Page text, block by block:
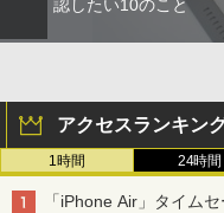
認したい10のこと
アクセスランキン
1時間 24時間
「iPhone Air」タイム